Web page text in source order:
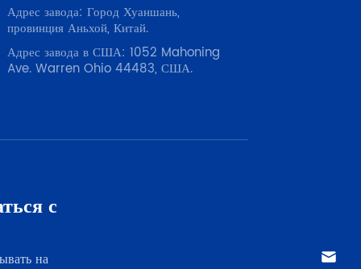
Адрес завода: Город Хуаншань,
провинция Аньхой, Китай.
Адрес завода в США: 1052 Mahoning
Ave. Warren Ohio 44483, США.
с
на